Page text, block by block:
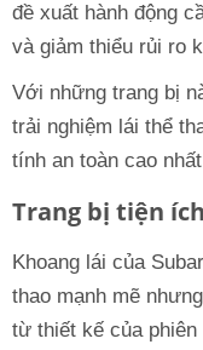
đề xuất hành động
và giảm thiểu rủi ro
Với những trang bị
trải nghiệm lái thể
tính an toàn cao
Trang bị tiện
Khoang lái của
thao mạnh mẽ
từ thiết kế của